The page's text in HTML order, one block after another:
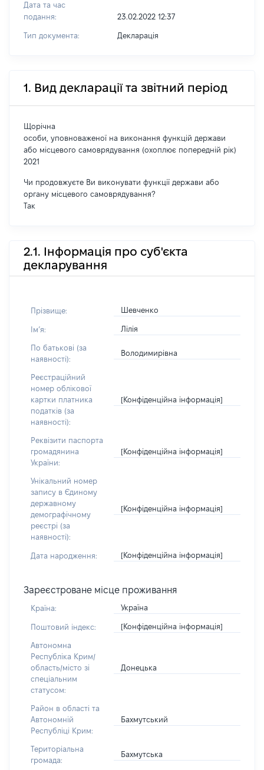
Дата та час
подання:
23.02.2022 12:37
Тип документа: Декларація
1. Вид декларації та звітний період
Щорічна
особи, уповноваженої на виконання функцій держави
або місцевого самоврядування (охоплює попередній рік)
2021
Чи продовжуєте Ви виконувати функції держави або
органу місцевого самоврядування?
Так
2.1. Інформація про суб'єкта
декларування
Прізвище: Шевченко
Імʼя: Лілія
По батькові (за
наявності):
Володимирівна
Реєстраційний
номер облікової
картки платника
податків (за
наявності):
[Конфіденційна інформація]
Реквізити паспорта
громадянина
України:
[Конфіденційна інформація]
Унікальний номер
запису в Єдиному
державному
демографічному
реєстрі (за
наявності):
[Конфіденційна інформація]
Дата народження: [Конфіденційна інформація]
Зареєстроване місце проживання
Країна: Україна
Поштовий індекс: [Конфіденційна інформація]
Автономна
Республіка Крим/
область/місто зі
спеціальним
статусом:
Донецька
Район в області та
Автономній
Республіці Крим:
Бахмутський
Територіальна
громада:
Бахмутська